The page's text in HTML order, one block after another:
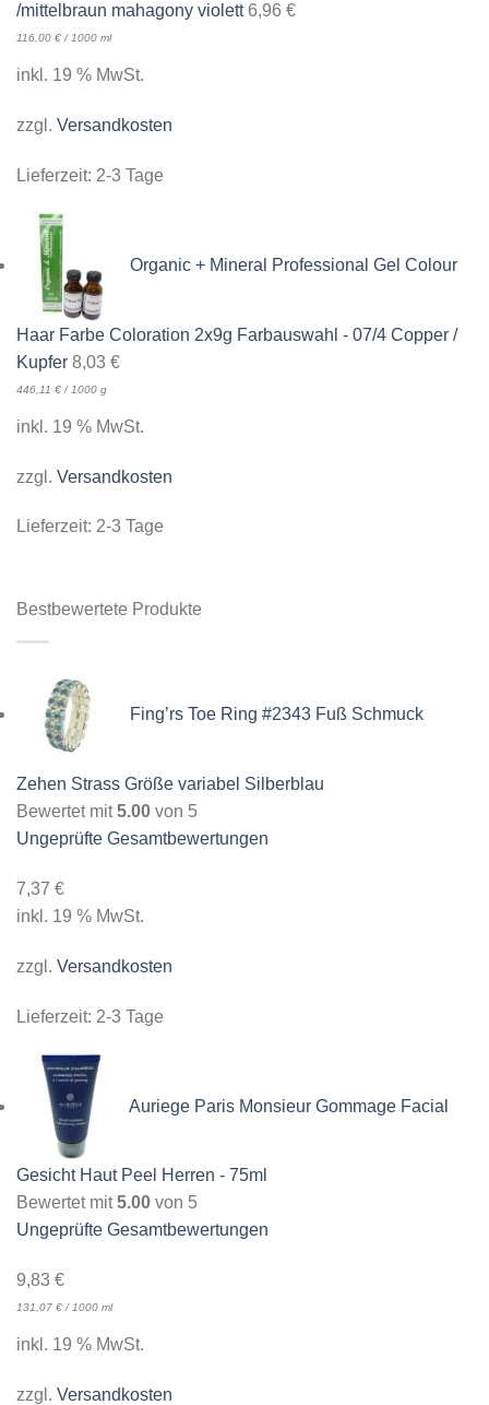
/mittelbraun mahagony violett 6,96 €
116,00 €/1000 ml
inkl. 19 % MwSt.
zzgl. Versandkosten
Lieferzeit: 2-3 Tage
Organic + Mineral Professional Gel Colour
Haar Farbe Coloration 2x9g Farbauswahl - 07/4 Copper /
Kupfer 8,03 €
446,11 € / 1000 g
inkl. 19 % MwSt.
zzgl. Versandkosten
Lieferzeit: 2-3 Tage
Bestbewertete Produkte
Fing’rs Toe Ring #2343 Fuß Schmuck
Zehen Strass Größe variabel Silberblau
Bewertet mit5.00 von 5
Ungeprüfte Gesamtbewertungen
7,37 €
inkl. 19 % MwSt.
zzgl. Versandkosten
Lieferzeit: 2-3 Tage
Auriege Paris Monsieur Gommage Facial
Gesicht Haut Peel Herren - 75ml
Bewertet mit5.00 von 5
Ungeprüfte Gesamtbewertungen
9,83 €
131,07 € / 1000 ml
inkl. 19 % MwSt.
zzgl. Versandkosten